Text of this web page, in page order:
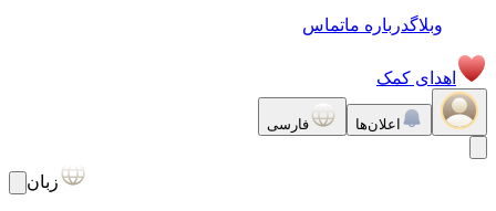
وبلاگدرباره ماتماس
اهدای کمک
اعلان‌ها فارسی
زبان